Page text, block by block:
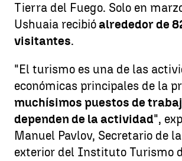
Tierra del Fuego. Solo en
Ushuaia recibióalrededor de
visitantes.
"El turismo es una de las
económicas principales de la
muchísimos puestos de
dependen de la actividad",
Manuel Pavlov, Secretario de
exterior del Instituto Turismo